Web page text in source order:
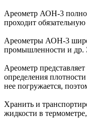
Ареометр АОН-3
проходит
Ареометры АОН-3
промышленности и др.
Ареометр
определения
нее погружается,
Хранить и
жидкости в